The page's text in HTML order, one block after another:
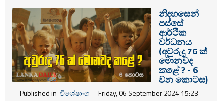
නිශ්චිත ආර්ථික ප්‍රතිපත්තියක් ක්‍රියාත්මක
කෙරුණේ නැහැ. මේ නිසා පරස්පර තීන්දු
ක්‍රියාත්මක වීමේ දුර්වල තාවයන් තිබුණා.
නිදහසෙන්
පස්සේ
ආර්ථික
වර්ධනය
(අවුරුදු 76 ක්
මොනවද
කළේ ? - 6
වන කොටස)
Published in විශේෂාංග Friday, 06 September 2024 15:23